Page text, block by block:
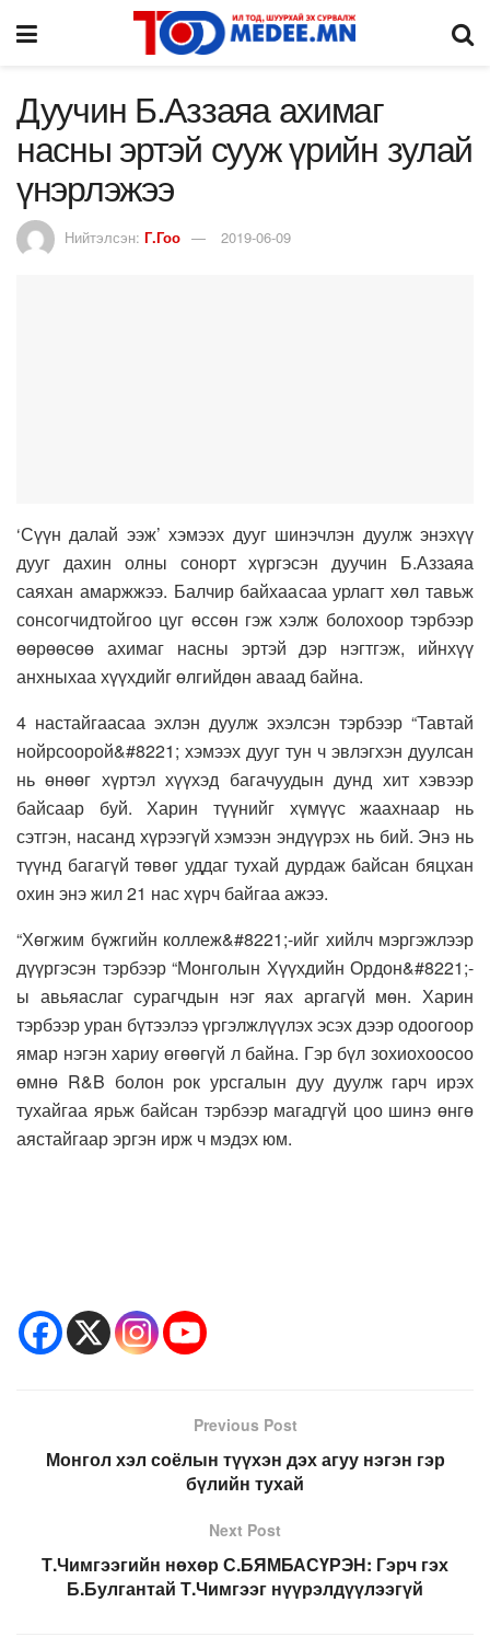
Дуучин Б.Аззаяа ахимаг
насны эртэй сууж үрийн зулай
үнэрлэжээ
Нийтэлсэн: Г.Гоо 2019-06-09
‘Сүүн далай ээж’ хэмээх дууг шинэчлэн дуулж энэхүү
дууг дахин олны сонорт хүргэсэн дуучин Б.Аззаяа
саяхан амаржжээ. Балчир байхаасаа урлагт хөл тавьж
сонсогчидтойгоо цуг өссөн гэж хэлж болохоор тэрбээр
өөрөөсөө ахимаг насны эртэй дэр нэгтгэж, ийнхүү
анхныхаа хүүхдийг өлгийдөн аваад байна.
4 настайгаасаа эхлэн дуулж эхэлсэн тэрбээр “Тавтай
нойрсоорой&#8221; хэмээх дууг тун ч эвлэгхэн дуулсан
нь өнөөг хүртэл хүүхэд багачуудын дунд хит хэвээр
байсаар буй. Харин түүнийг хүмүүс жаахнаар нь
сэтгэн, насанд хүрээгүй хэмээн эндүүрэх нь бий. Энэ нь
түүнд багагүй төвөг уддаг тухай дурдаж байсан бяцхан
охин энэ жил 21 нас хүрч байгаа ажээ.
“Хөгжим бүжгийн коллеж&#8221;-ийг хийлч мэргэжлээр
дүүргэсэн тэрбээр “Монголын Хүүхдийн Ордон&#8221;-
ы авьяаслаг сурагчдын нэг яах аргагүй мөн. Харин
тэрбээр уран бүтээлээ үргэлжлүүлэх эсэх дээр одоогоор
ямар нэгэн хариу өгөөгүй л байна. Гэр бүл зохиохоосоо
өмнө R&B болон рок урсгалын дуу дуулж гарч ирэх
тухайгаа ярьж байсан тэрбээр магадгүй цоо шинэ өнгө
аястайгаар эргэн ирж ч мэдэх юм.
Previous Post
Монгол хэл соёлын түүхэн дэх агуу нэгэн гэр
бүлийн тухай
Next Post
Т.Чимгээгийн нөхөр С.БЯМБАСҮРЭН: Гэрч гэх
Б.Булгантай Т.Чимгээг нүүрэлдүүлээгүй